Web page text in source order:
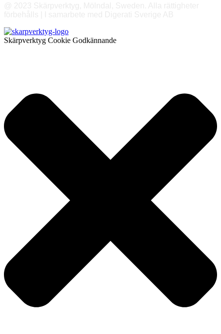
Skärpverktyg Cookie Godkännande